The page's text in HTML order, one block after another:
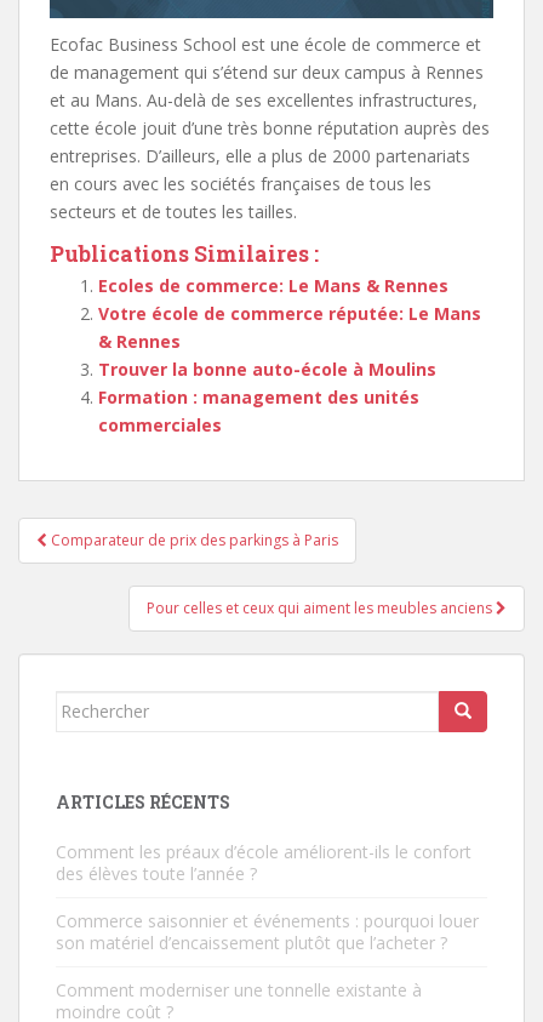
Ecofac Business School est une école de commerce et
de management qui s’étend sur deux campus à Rennes
et au Mans. Au-delà de ses excellentes infrastructures,
cette école jouit d’une très bonne réputation auprès des
entreprises. D’ailleurs, elle a plus de 2000 partenariats
en cours avec les sociétés françaises de tous les
secteurs et de toutes les tailles.
Publications Similaires :
Ecoles de commerce: Le Mans & Rennes
Votre école de commerce réputée: Le Mans
& Rennes
Trouver la bonne auto-école à Moulins
Formation : management des unités
commerciales
Navigation
de
Comparateur de prix des parkings à Paris
Pour celles et ceux qui aiment les meubles anciens
Rechercher...
ARTICLES RÉCENTS
Comment les préaux d’école améliorent-ils le confort
des élèves toute l’année ?
Commerce saisonnier et événements : pourquoi louer
son matériel d’encaissement plutôt que l’acheter ?
Comment moderniser une tonnelle existante à
moindre coût ?